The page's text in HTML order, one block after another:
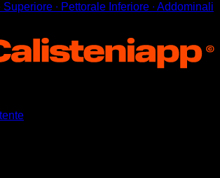
∙ Pettorale Inferiore ∙ Addominali